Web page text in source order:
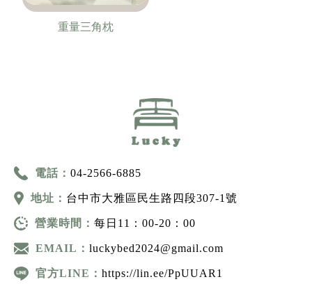
重量三角枕
電話： 04-2566-6885
地址： 台中市大雅區民生路四段307-1號
營業時間： 每日11：00-20：00
EMAIL： luckybed2024@gmail.com
官方LINE： https://lin.ee/PpUUAR1